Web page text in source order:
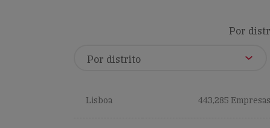
Por
Lisboa 443,285 Empresas